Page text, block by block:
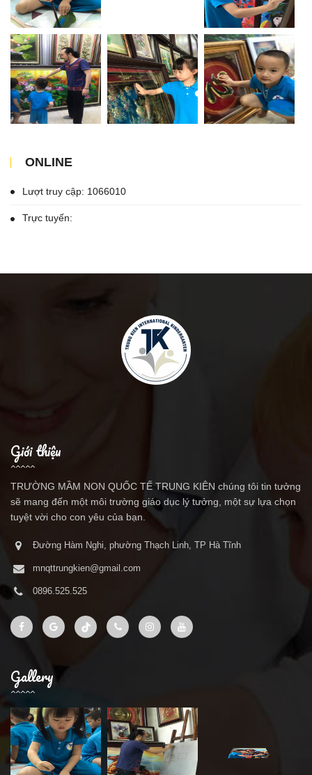
ONLINE
Lượt truy cập: 1066010
Trực tuyến:
Giới thiệu
TRƯỜNG MẦM NON QUỐC TẾ TRUNG KIÊN chúng tôi tin tưởng
sẽ mang đến một môi trường giáo dục lý tưởng, một sự lựa chọn
tuyệt vời cho con yêu của bạn.
Đường Hàm Nghi, phường Thạch Linh, TP Hà Tĩnh
mnqttrungkien@gmail.com
0896.525.525
Gallery